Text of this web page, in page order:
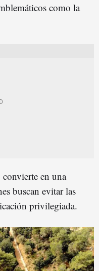
como la
en una
buscan evitar las
privilegiada.